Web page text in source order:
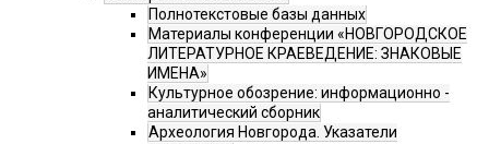
Полнотекстовые базы данных
Материалы конференции «НОВГОРОДСКОЕ
ЛИТЕРАТУРНОЕ КРАЕВЕДЕНИЕ: ЗНАКОВЫЕ
ИМЕНА»
Культурное обозрение: информационно -
аналитический сборник
Археология Новгорода. Указатели